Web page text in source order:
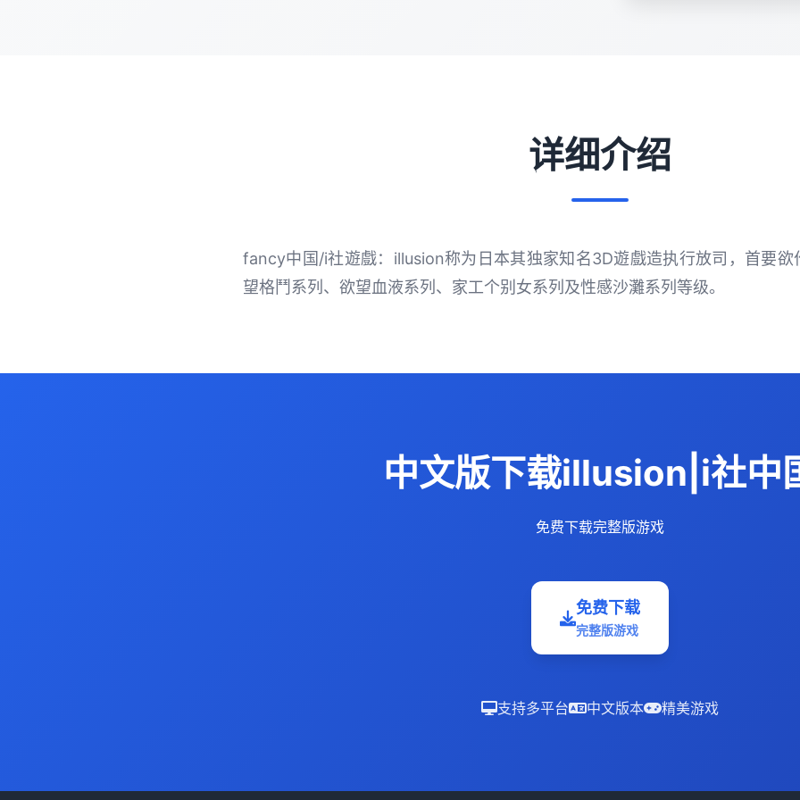
详细介绍
fancy中国/i社遊戲：illusion称为日本其独家知名3D遊戲造执行放司，首要欲
望格鬥系列、欲望血液系列、家工个别女系列及性感沙灘系列等级。
中文版下载illusion|i社中
免费下载完整版游戏
免费下载
完整版游戏
支持多平台 中文版本 精美游戏